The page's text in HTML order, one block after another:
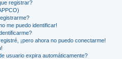
registrar?
me puedo identificar!
¡pero ahora no puedo conectarme!
usuario expira automáticamente?